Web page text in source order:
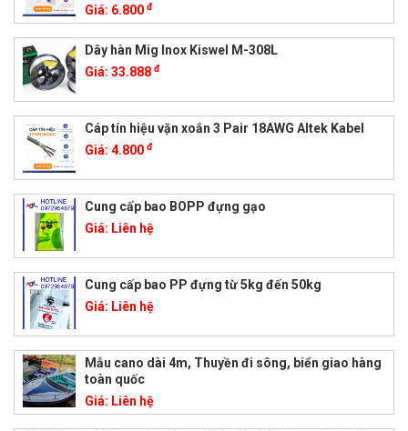
Giá: 6.800 đ
Dây hàn Mig Inox Kiswel M-308L
Giá: 33.888 đ
Cáp tín hiệu vặn xoắn 3 Pair 18AWG Altek Kabel
Giá: 4.800 đ
Cung cấp bao BOPP đựng gạo
Giá: Liên hệ
Cung cấp bao PP đựng từ 5kg đến 50kg
Giá: Liên hệ
Mẫu cano dài 4m, Thuyền đi sông, biển giao hàng
toàn quốc
Giá: Liên hệ